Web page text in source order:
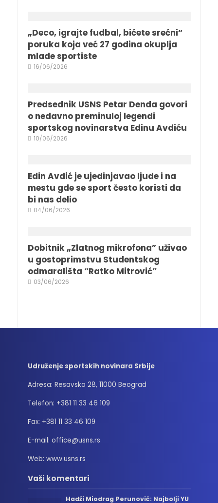
„Deco, igrajte fudbal, bićete srećni“
poruka koja već 27 godina okuplja
mlade sportiste
16/06/2026
Predsednik USNS Petar Denda govori
o nedavno preminuloj legendi
sportskog novinarstva Edinu Avdiću
10/06/2026
Edin Avdić je ujedinjavao ljude i na
mestu gde se sport često koristi da
bi nas delio
04/06/2026
Dobitnik „Zlatnog mikrofona” uživao
u gostoprimstvu Studentskog
odmarališta “Ratko Mitrović”
03/06/2026
Udruženje sportskih novinara Srbije
Adresa: Resavska 28, 11000 Beograd
Telefon: +381 11 33 46 109
Fax: +381 11 33 46 109
E-mail: office@usns.rs
Web: www.usns.rs
Vaši komentari
Hadži Miodrag Perunović: Najbolji YU